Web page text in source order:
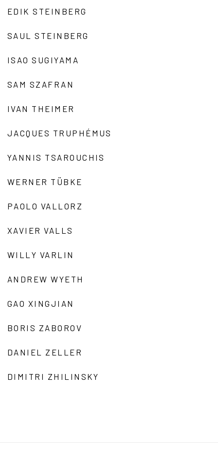
EDIK STEINBERG
SAUL STEINBERG
ISAO SUGIYAMA
SAM SZAFRAN
IVAN THEIMER
JACQUES TRUPHÉMUS
YANNIS TSAROUCHIS
WERNER TÜBKE
PAOLO VALLORZ
XAVIER VALLS
WILLY VARLIN
ANDREW WYETH
GAO XINGJIAN
BORIS ZABOROV
DANIEL ZELLER
DIMITRI ZHILINSKY